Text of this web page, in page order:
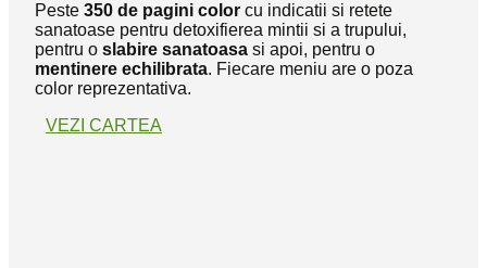
Peste 350 de pagini color cu indicatii si retete
sanatoase pentru detoxifierea mintii si a trupului,
pentru o slabire sanatoasa si apoi, pentru o
mentinere echilibrata. Fiecare meniu are o poza
color reprezentativa.
VEZI CARTEA